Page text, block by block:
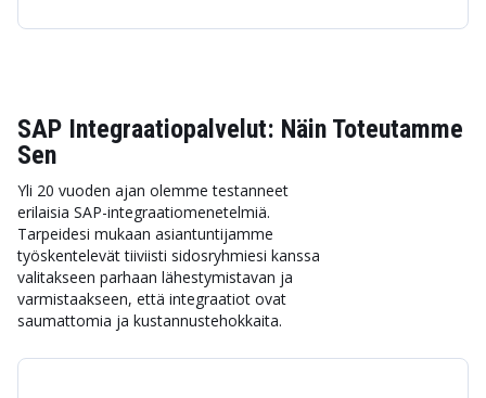
SAP Integraatiopalvelut: Näin Toteutamme
Sen
Yli 20 vuoden ajan olemme testanneet
erilaisia SAP-integraatiomenetelmiä.
Tarpeidesi mukaan asiantuntijamme
työskentelevät tiiviisti sidosryhmiesi kanssa
valitakseen parhaan lähestymistavan ja
varmistaakseen, että integraatiot ovat
saumattomia ja kustannustehokkaita.